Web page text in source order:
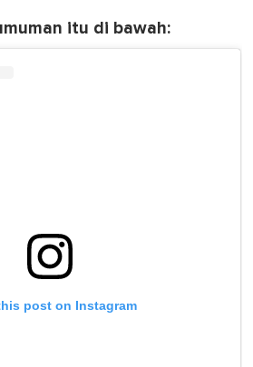
itu di bawah:
post on Instagram